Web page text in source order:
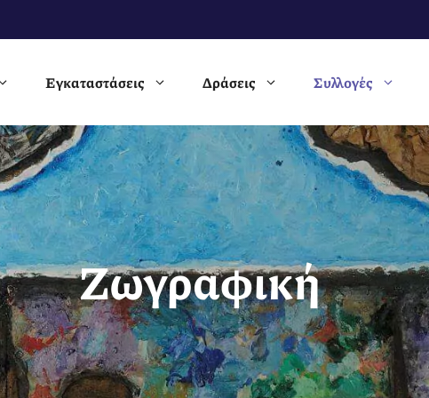
Εγκαταστάσεις Δράσεις Συλλογές
Ζωγραφική